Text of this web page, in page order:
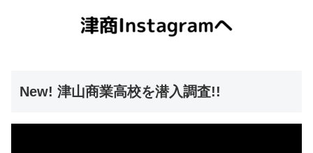
New! 津山商業高校を潜入調査!!